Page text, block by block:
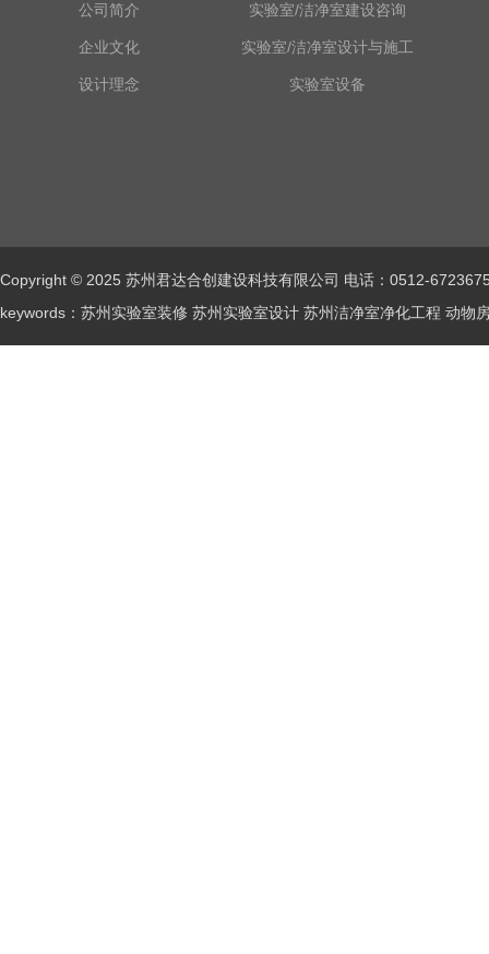
公司简介
企业文化
设计理念
实验室/洁净室建设咨询
实验室/洁净室设计与施工
实验室设备
Copyright © 2025 苏州君达合创建设科技有限公司 电话：0512-
keywords：苏州实验室装修 苏州实验室设计 苏州洁净室净化工程 动物